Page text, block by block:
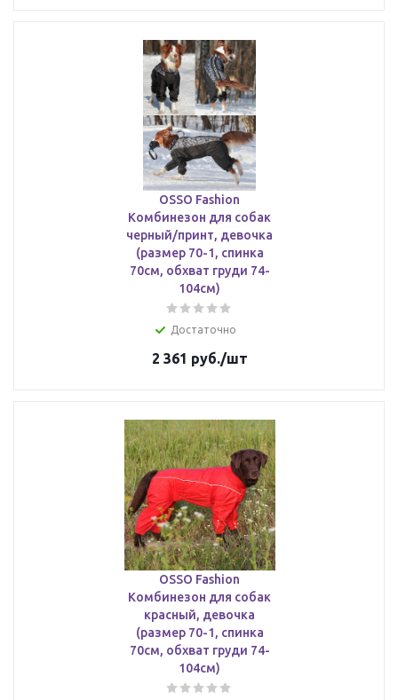
OSSO Fashion
Комбинезон для собак
черный/принт, девочка
(размер 70-1, спинка
70см, обхват груди 74-
104см)
Достаточно
2 361 руб./шт
OSSO Fashion
Комбинезон для собак
красный, девочка
(размер 70-1, спинка
70см, обхват груди 74-
104см)